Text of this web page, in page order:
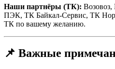
Наши партнёры (ТК):
ПЭК, ТК Байкал-Сервис, ТК
ТК по вашему желанию.
📌 Важные